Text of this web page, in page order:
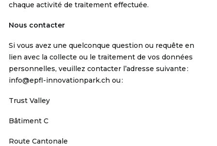
chaque activité de traitement effectuée.
Nous contacter
Si vous avez une quelconque question ou requête en
lien avec la collecte ou le traitement de vos données
personnelles, veuillez contacter l’adresse suivante :
info@epfl-innovationpark.ch ou :
Trust Valley
Bâtiment C
Route Cantonale